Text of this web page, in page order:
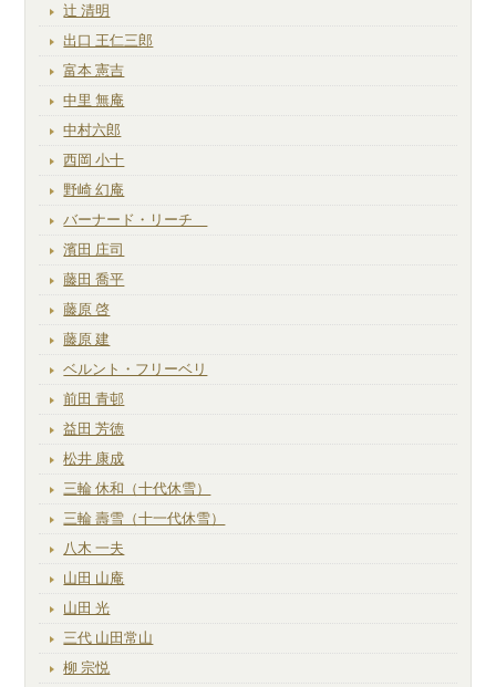
辻 清明
出口 王仁三郎
富本 憲吉
中里 無庵
中村六郎
西岡 小十
野崎 幻庵
バーナード・リーチ
濱田 庄司
藤田 喬平
藤原 啓
藤原 建
ベルント・フリーベリ
前田 青邨
益田 芳徳
松井 康成
三輪 休和（十代休雪）
三輪 壽雪（十一代休雪）
八木 一夫
山田 山庵
山田 光
三代 山田常山
柳 宗悦